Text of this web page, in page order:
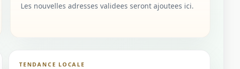
Les nouvelles adresses validees seront ajoutees ici.
TENDANCE LOCALE